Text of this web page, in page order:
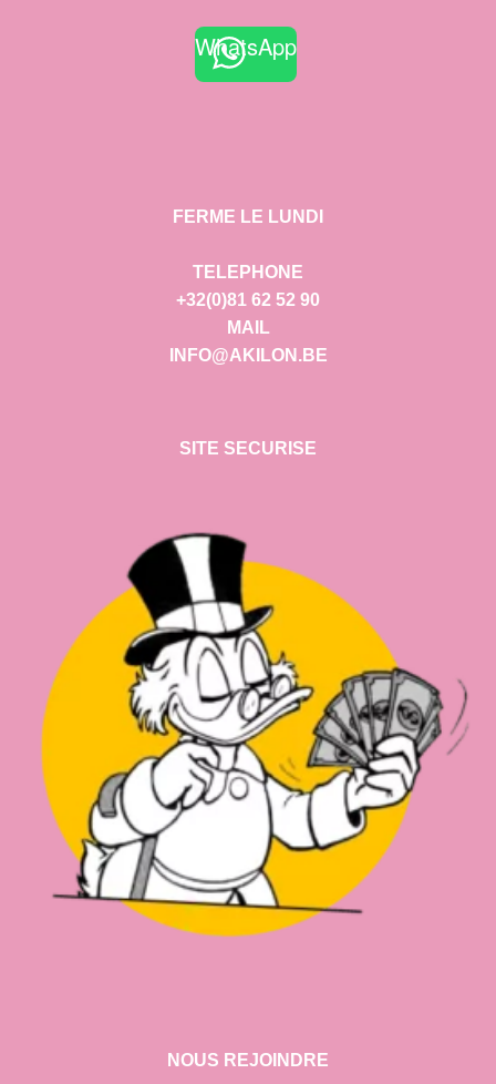
WhatsApp
FERME LE LUNDI
TELEPHONE
+32(0)81 62 52 90
MAIL
INFO@AKILON.BE
SITE SECURISE
NOUS REJOINDRE